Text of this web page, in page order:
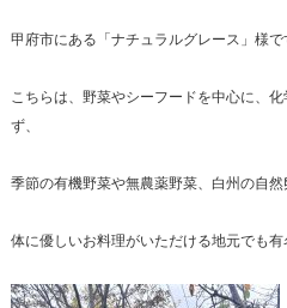
甲府市にある「ナチュラルグレース」様で
こちらは、野菜やシーフードを中心に、
ず、
季節の有機野菜や無農薬野菜、白州の自
体に優しいお料理がいただける地元でも有